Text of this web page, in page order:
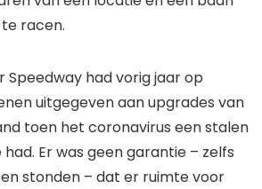
racen.
Speedway had vorig jaar op
uitgegeven aan upgrades van
toen het coronavirus een stalen
Er was geen garantie – zelfs
stonden – dat er ruimte voor